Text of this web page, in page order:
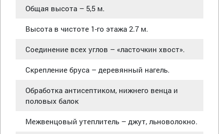
Общая высота – 5,5 м.
Высота в чистоте 1-го этажа 2.7 м.
Соединение всех углов – «ласточкин хвост».
Скрепление бруса – деревянный нагель.
Обработка антисептиком, нижнего венца и
половых балок
Межвенцовый утеплитель – джут, льноволокно.